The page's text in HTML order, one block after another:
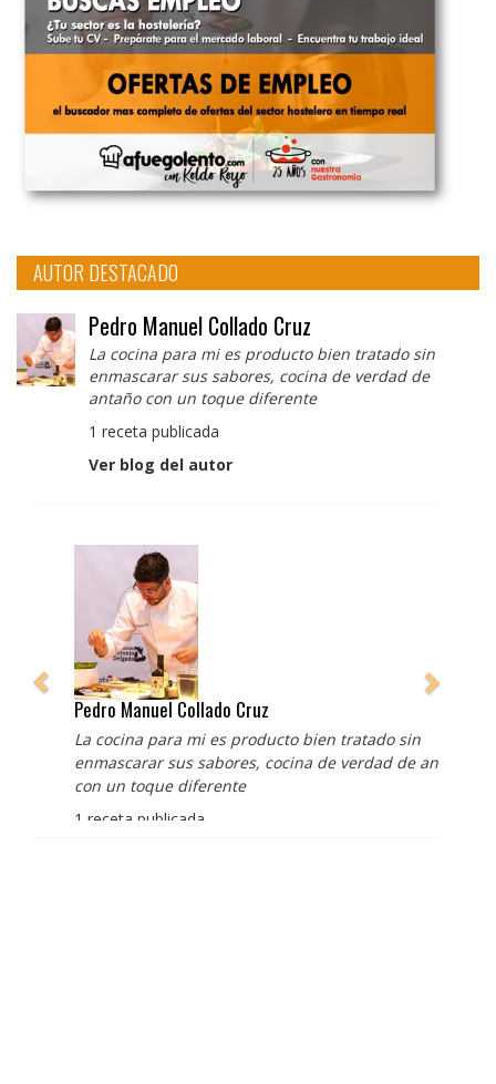
AUTOR DESTACADO
Pedro Manuel Collado Cruz
La cocina para mi es producto bien tratado sin
enmascarar sus sabores, cocina de verdad de
antaño con un toque diferente
1 receta publicada
Ver blog del autor
Pedro Manuel Collado Cruz
La cocina para mi es producto bien tratado sin
enmascarar sus sabores, cocina de verdad de antaño
con un toque diferente
1 receta publicada